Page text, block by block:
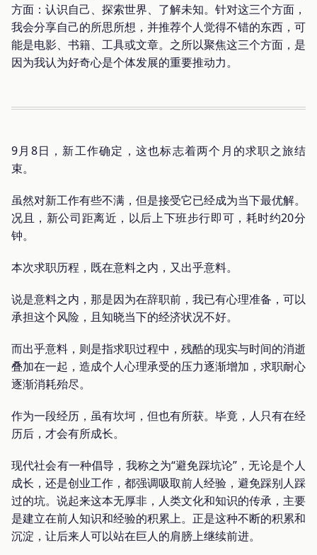
方面：认识自己、探索世界、了解未知。针对这三个方面，
我会分享自己的所思所想，并推荐个人觉得不错的东西，可
能是电影、书籍、工具或文章。之所以聚焦这三个方面，是
因为我认为好奇心是个体发展的重要推动力。
9月8日，新工作确定，这也标志着两个月的求职之旅结
束。
虽然对新工作有些不满，但是接受它已经成为当下最优解。
况且，新公司距离近，以后上下班步行即可，耗时约20分
钟。
本次求职历程，既在意料之内，又出乎意料。
说是意料之内，那是因为在辞职前，我已有心理准备，可以
承担这个风险，且知晓当下的经济状况不好。
而出乎意料，则是指求职过程中，残酷的现实与时间的消逝
叠加在一起，造成个人心理承受的压力逐渐增加，求职耐心
逐渐消耗殆尽。
作为一段经历，虽有坎坷，但也有所获。毕竟，人只有在经
历后，才会有所成长。
现代社会有一种倡导，我称之为“避免踩坑论”，无论是个人
成长，还是创业工作，都强调吸取前人经验，避免踩别人踩
过的坑。说起来这本无厚非，人类文化和知识的传承，主要
是建立在前人知识和经验的积累上。正是这种不断的积累和
沉淀，让后来人可以站在巨人的肩膀上继续前进。